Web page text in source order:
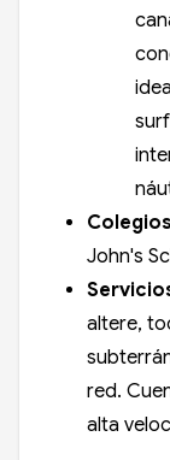
John's
altere,
red.
alta